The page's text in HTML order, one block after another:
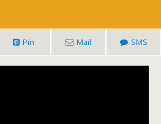
Pin Mail SMS